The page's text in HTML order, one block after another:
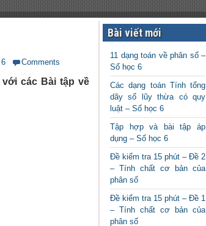
Comments
các Bài tập về
Bài viết mới
11 dạng toán về phân số –
Số học 6
Các dạng toán Tính tổng
dãy số lũy thừa có quy
luật – Số học 6
Tập hợp và bài tập áp
dụng – Số học 6
Đề kiểm tra 15 phút – Đề 2
– Tính chất cơ bản của
phân số
Đề kiểm tra 15 phút – Đề 1
– Tính chất cơ bản của
phân số